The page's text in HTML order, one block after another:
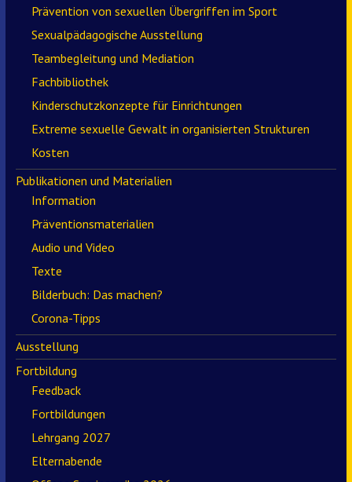
Prävention von sexuellen Übergriffen im Sport
Sexualpädagogische Ausstellung
Teambegleitung und Mediation
Fachbibliothek
Kinderschutzkonzepte für Einrichtungen
Extreme sexuelle Gewalt in organisierten Strukturen
Kosten
Publikationen und Materialien
Information
Präventionsmaterialien
Audio und Video
Texte
Bilderbuch: Das machen?
Corona-Tipps
Ausstellung
Fortbildung
Feedback
Fortbildungen
Lehrgang 2027
Elternabende